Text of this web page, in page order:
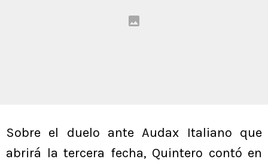
Sobre el duelo ante Audax Italiano que
abrirá la tercera fecha, Quintero contó en